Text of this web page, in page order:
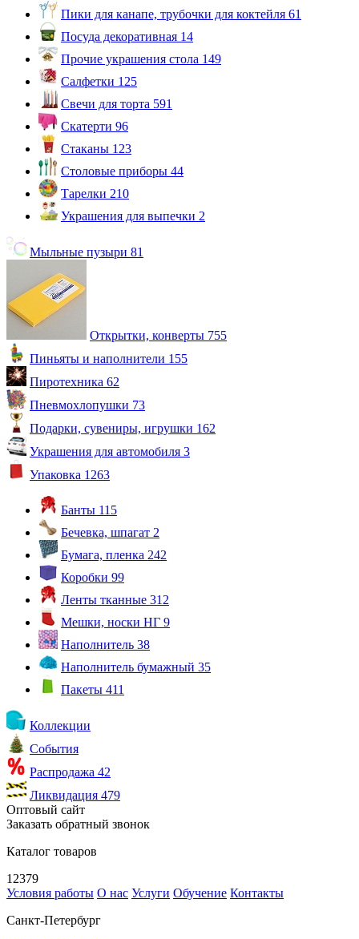
Пики для канапе, трубочки для коктейля 61
Посуда декоративная 14
Прочие украшения стола 149
Салфетки 125
Свечи для торта 591
Скатерти 96
Стаканы 123
Столовые приборы 44
Тарелки 210
Украшения для выпечки 2
Мыльные пузыри 81
Открытки, конверты 755
Пиньяты и наполнители 155
Пиротехника 62
Пневмохлопушки 73
Подарки, сувениры, игрушки 162
Украшения для автомобиля 3
Упаковка 1263
Банты 115
Бечевка, шпагат 2
Бумага, пленка 242
Коробки 99
Ленты тканные 312
Мешки, носки НГ 9
Наполнитель 38
Наполнитель бумажный 35
Пакеты 411
Коллекции
События
Распродажа 42
Ликвидация 479
Оптовый сайт
Заказать обратный звонок
Каталог товаров
12379
Условия работы О нас Услуги Обучение Контакты
Санкт-Петербург